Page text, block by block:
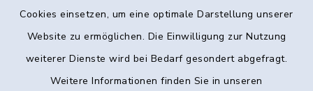
Cookies einsetzen, um eine optimale Darstellung unserer
Website zu ermöglichen. Die Einwilligung zur Nutzung
weiterer Dienste wird bei Bedarf gesondert abgefragt.
Weitere Informationen finden Sie in unseren
Impressum
Elektronische Kommunikation